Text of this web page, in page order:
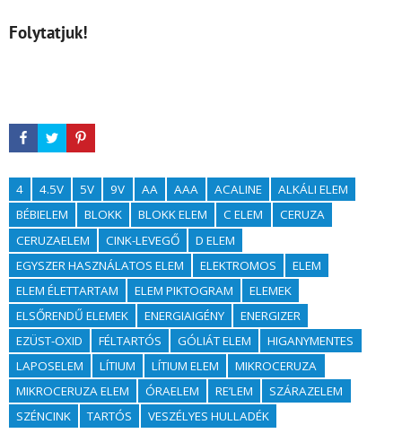
Folytatjuk!
4 4.5V 5V 9V AA AAA ACALINE
ALKÁLI ELEM
BÉBIELEM
BLOKK BLOKK ELEM C ELEM
CERUZA
CERUZAELEM
CINK-LEVEGŐ
D ELEM
EGYSZER HASZNÁLATOS ELEM
ELEKTROMOS
ELEM
ELEM ÉLETTARTAM
ELEM PIKTOGRAM
ELEMEK
ELSŐRENDŰ ELEMEK
ENERGIAIGÉNY
ENERGIZER
EZÜST-OXID
FÉLTARTÓS GÓLIÁT ELEM
HIGANYMENTES
LAPOSELEM
LÍTIUM LÍTIUM ELEM
MIKROCERUZA
MIKROCERUZA ELEM
ÓRAELEM RE’LEM
SZÁRAZELEM
SZÉNCINK
TARTÓS VESZÉLYES HULLADÉK